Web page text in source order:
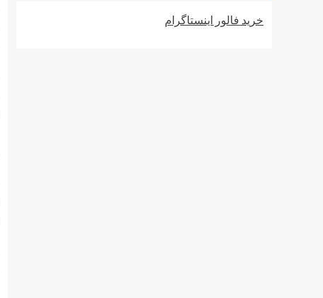
خرید فالور اینستاگرام